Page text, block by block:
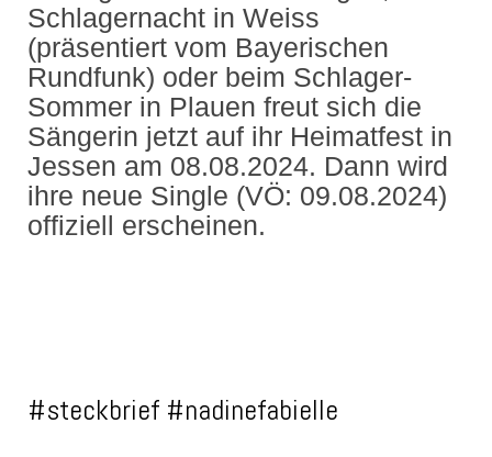
Schlagernacht in Weiss
(präsentiert vom Bayerischen
Rundfunk) oder beim Schlager-
Sommer in Plauen freut sich die
Sängerin jetzt auf ihr Heimatfest in
Jessen am 08.08.2024. Dann wird
ihre neue Single (VÖ: 09.08.2024)
offiziell erscheinen.
#steckbrief #nadinefabielle